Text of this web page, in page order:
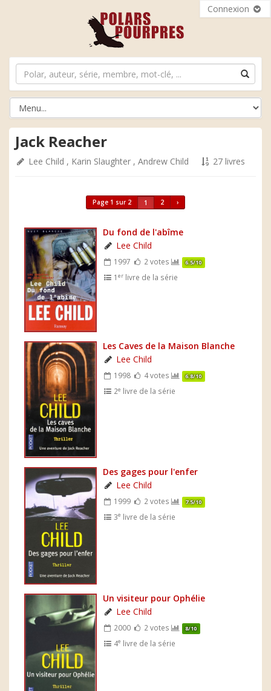
Connexion
Jack Reacher
Lee Child , Karin Slaughter , Andrew Child 27 livres
Page 1 sur 2 1 2 ›
Du fond de l'abîme
Lee Child
1997 2 votes 6.5/10
1er livre de la série
Les Caves de la Maison Blanche
Lee Child
1998 4 votes 6.8/10
2e livre de la série
Des gages pour l'enfer
Lee Child
1999 2 votes 7.5/10
3e livre de la série
Un visiteur pour Ophélie
Lee Child
2000 2 votes 8/10
4e livre de la série